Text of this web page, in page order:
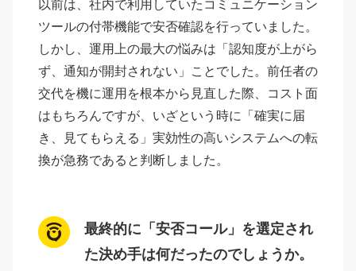
以前は、社内で利用していたコミュニケーション
ツールの付帯機能で安否確認を行っていました。
しかし、運用上の最大の悩みは「認知度が上がら
ず、通知が開封されない」ことでした。前任者の
交代を機に運用を根本から見直した際、コスト面
はもちろんですが、いざという時に「確実に届
き、見てもらえる」実効性の高いシステムへの転
換が急務であると判断しました。
最終的に「安否コール」を選定され
た決め手は何だったのでしょうか。